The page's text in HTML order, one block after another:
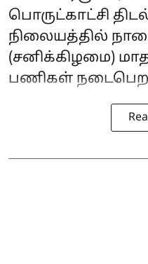
பொருட்காட்சி
நிலையத்தில்
(சனிக்கிழமை)
பணிகள் நடைபெற